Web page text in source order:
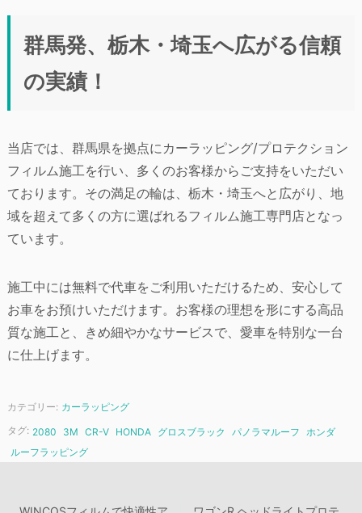
群馬発、栃木・埼玉へ広がる信頼
の実績！
当店では、群馬県を拠点にカーラッピング/プロテクション
フィルム施工を行い、多くのお客様からご支持をいただい
ております。その満足の輪は、栃木・埼玉へと広がり、地
域を超えて多くの方に選ばれるフィルム施工専門店となっ
ています。
施工中には無料で代車をご利用いただけるため、安心して
お車をお預けいただけます。お客様の理想を形にする高品
質な施工と、きめ細やかなサービスで、愛車を特別な一台
に仕上げます。
カテゴリー: カーラッピング
タグ: 2080 3M CR-V HONDA グロスブラック パノラマルーフ
ホンダ
ルーフラッピング